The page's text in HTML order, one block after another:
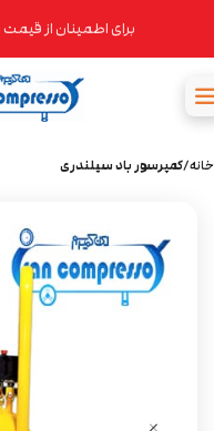
برای اطمینان از
خانه کمپرسور باد سیلندری